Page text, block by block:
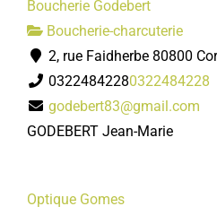
Boucherie Godebert
Boucherie-charcuterie
2, rue Faidherbe 80800
03224842280322484228
godebert83@gmail.com
GODEBERT Jean-Marie
Optique Gomes